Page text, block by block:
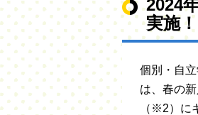
2024
実施！
個別・自
は、春の
（※2）に